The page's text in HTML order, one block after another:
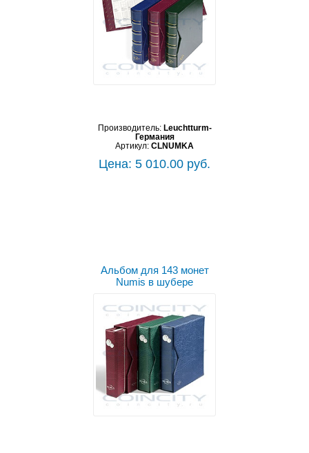
Производитель: Leuchtturm-
Германия
Артикул: CLNUMKA
Цена: 5 010.00 руб.
Альбом для 143 монет
Numis в шубере